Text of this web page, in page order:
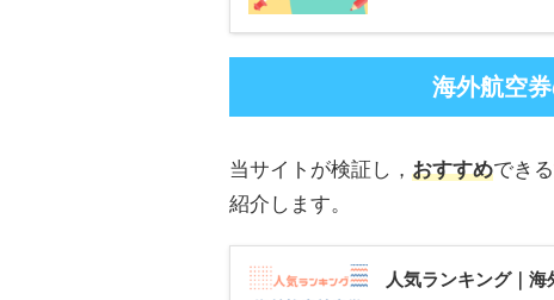
海外航空
当サイトが検証し， おすすめできる
紹介します。
人気ランキング｜